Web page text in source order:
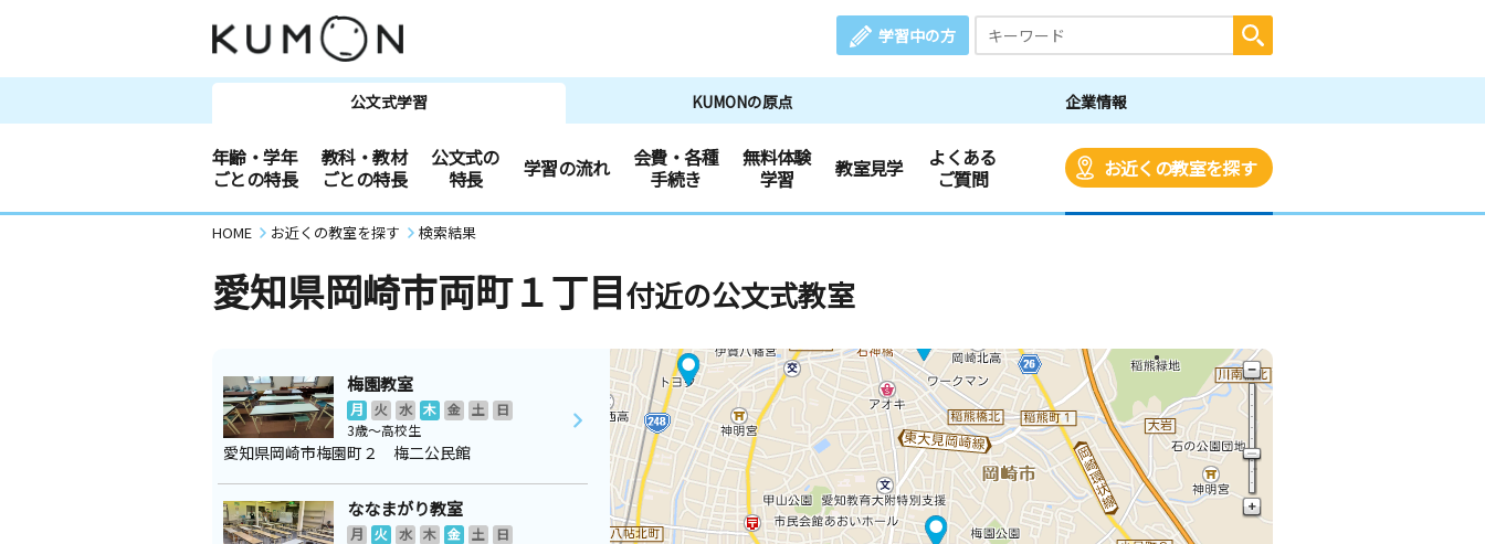
学習中の方
公文式学習 KUMONの原点 企業情報
年齢・学年
ごとの特長
教科・教材
ごとの特長
公文式の
特長
学習の流れ
会費・各種
手続き
無料体験
学習
教室見学
よくある
ご質問
お近くの教室を探す
HOME お近くの教室を探す 検索結果
愛知県岡崎市両町１丁目付近の公文式教室
梅園教室
月 火 水 木 金 土
日
3歳～高校生
愛知県岡崎市梅園町２ 梅二公民館
ななまがり教室
月 火 水 木 金 土
日